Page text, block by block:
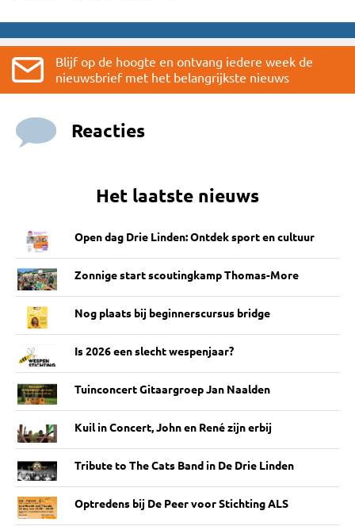
Blijf op de hoogte en ontvang iedere week de
nieuwsbrief met het belangrijkste nieuws
Reacties
Het laatste nieuws
Open dag Drie Linden: Ontdek sport en cultuur
Zonnige start scoutingkamp Thomas-More
Nog plaats bij beginnerscursus bridge
Is 2026 een slecht wespenjaar?
Tuinconcert Gitaargroep Jan Naalden
Kuil in Concert, John en René zijn erbij
Tribute to The Cats Band in De Drie Linden
Optredens bij De Peer voor Stichting ALS